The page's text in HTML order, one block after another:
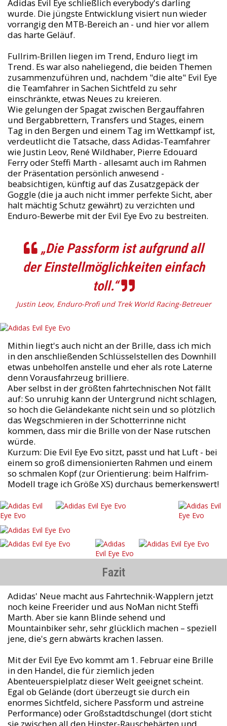
Adidas Evil Eye schließlich everybody's darling
wurde. Die jüngste Entwicklung visiert nun wieder
vorrangig den MTB-Bereich an - und hier vor allem
das harte Geläuf.
Fullrim-Brillen liegen im Trend, Enduro liegt im
Trend. Es war also naheliegend, die beiden Themen
zusammenzuführen und, nachdem "die alte" Evil Eye
die Teamfahrer in Sachen Sichtfeld zu sehr
einschränkte, etwas Neues zu kreieren.
Wie gelungen der Spagat zwischen Bergauffahren
und Bergabbrettern, Transfers und Stages, einem
Tag in den Bergen und einem Tag im Wettkampf ist,
verdeutlicht die Tatsache, dass Adidas-Teamfahrer
wie Justin Leov, René Wildhaber, Pierre Edouard
Ferry oder Steffi Marth - allesamt auch im Rahmen
der Präsentation persönlich anwesend -
beabsichtigen, künftig auf das Zusatzgepäck der
Goggle (die ja auch nicht immer perfekte Sicht, aber
halt mächtig Schutz gewährt) zu verzichten und
Enduro-Bewerbe mit der Evil Eye Evo zu bestreiten.
„Die Passform ist aufgrund all
der Einstellmöglichkeiten einfach
toll.“
Justin Leov, Enduro-Profi und Trek World Racing-Betreuer
Mithin liegt's auch nicht an der Brille, dass ich mich
in den anschließenden Schlüsselstellen des Downhill
etwas unbeholfen anstelle und eher als rote Laterne
denn Vorausfahrzeug brilliere.
Aber selbst in der größten fahrtechnischen Not fällt
auf: So unruhig kann der Untergrund nicht schlagen,
so hoch die Geländekante nicht sein und so plötzlich
das Wegschmieren in der Schotterrinne nicht
kommen, dass mir die Brille von der Nase rutschen
würde.
Kurzum: Die Evil Eye Evo sitzt, passt und hat Luft - bei
einem so groß dimensionierten Rahmen und einem
so schmalen Kopf (zur Orientierung: beim Halfrim-
Modell trage ich Größe XS) durchaus bemerkenswert!
Fazit
Adidas' Neue macht aus Fahrtechnik-Wapplern jetzt
noch keine Freerider und aus NoMan nicht Steffi
Marth. Aber sie kann Blinde sehend und
Mountainbiker sehr, sehr glücklich machen – speziell
jene, die's gern abwärts krachen lassen.
Mit der Evil Eye Evo kommt am 1. Februar eine Brille
in den Handel, die für ziemlich jeden
Abenteuerspielplatz dieser Welt geeignet scheint.
Egal ob Gelände (dort überzeugt sie durch ein
enormes Sichtfeld, sichere Passform und astreine
Performance) oder Großstadtdschungel (dort sticht